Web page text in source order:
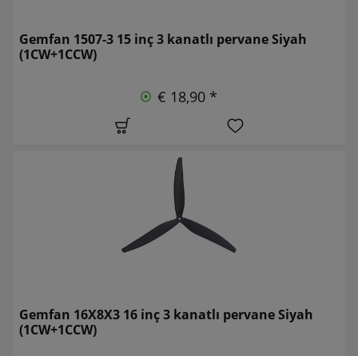
Gemfan 1507-3 15 inç 3 kanatlı pervane Siyah
(1CW+1CCW)
€ 18,90 *
Gemfan 16X8X3 16 inç 3 kanatlı pervane Siyah
(1CW+1CCW)